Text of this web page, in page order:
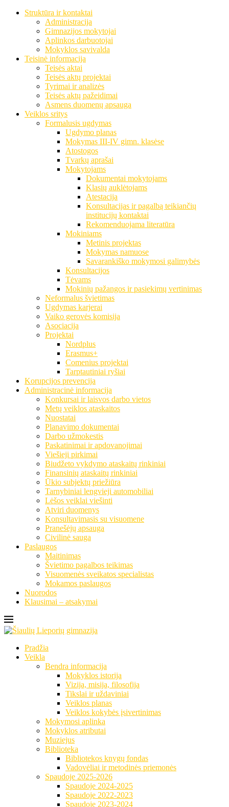
Struktūra ir kontaktai
Administracija
Gimnazijos mokytojai
Aplinkos darbuotojai
Mokyklos savivalda
Teisinė informacija
Teisės aktai
Teisės aktų projektai
Tyrimai ir analizės
Teisės aktų pažeidimai
Asmens duomenų apsauga
Veiklos sritys
Formalusis ugdymas
Ugdymo planas
Mokymas III-IV gimn. klasėse
Atostogos
Tvarkų aprašai
Mokytojams
Dokumentai mokytojams
Klasių auklėtojams
Atestacija
Konsultacijas ir pagalbą teikiančių
institucijų kontaktai
Rekomenduojama literatūra
Mokiniams
Metinis projektas
Mokymas namuose
Savarankiško mokymosi galimybės
Konsultacijos
Tėvams
Mokinių pažangos ir pasiekimų vertinimas
Neformalus švietimas
Ugdymas karjerai
Vaiko gerovės komisija
Asociacija
Projektai
Nordplus
Erasmus+
Comenius projektai
Tarptautiniai ryšiai
Korupcijos prevencija
Administracinė informacija
Konkursai ir laisvos darbo vietos
Metų veiklos ataskaitos
Nuostatai
Planavimo dokumentai
Darbo užmokestis
Paskatinimai ir apdovanojimai
Viešieji pirkimai
Biudžeto vykdymo ataskaitų rinkiniai
Finansinių ataskaitų rinkiniai
Ūkio subjektų priežiūra
Tarnybiniai lengvieji automobiliai
Lėšos veiklai viešinti
Atviri duomenys
Konsultavimasis su visuomene
Pranešėjų apsauga
Civilinė sauga
Paslaugos
Maitinimas
Švietimo pagalbos teikimas
Visuomenės sveikatos specialistas
Mokamos paslaugos
Nuorodos
Klausimai – atsakymai
Pradžia
Veikla
Bendra informacija
Mokyklos istorija
Vizija, misija, filosofija
Tikslai ir uždaviniai
Veiklos planas
Veiklos kokybės įsivertinimas
Mokymosi aplinka
Mokyklos atributai
Muziejus
Biblioteka
Bibliotekos knygų fondas
Vadovėliai ir metodinės priemonės
Spaudoje 2025-2026
Spaudoje 2024-2025
Spaudoje 2022-2023
Spaudoje 2023-2024